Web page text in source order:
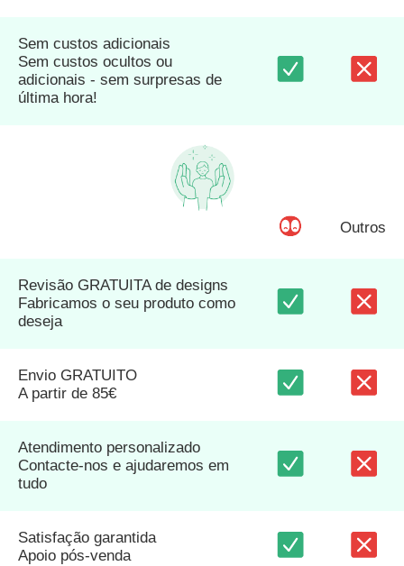
Sem custos adicionais
Sem custos ocultos ou
adicionais - sem surpresas de
última hora!
Outros
Revisão GRATUITA de designs
Fabricamos o seu produto como
deseja
Envio GRATUITO
A partir de 85€
Atendimento personalizado
Contacte-nos e ajudaremos em
tudo
Satisfação garantida
Apoio pós-venda